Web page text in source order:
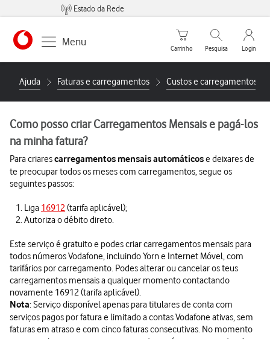
Estado da Rede
https://www.vodafone.pt
Menu
Carrinho de compras
Carrinho
Pesquisar
Pesquisa
My
Login
Ajuda Faturas e carregamentos Custos e carregamentos
Como posso criar Carregamentos Mensais e pagá-los
na minha fatura?
Para criarescarregamentos mensais automáticose deixares de
te preocupar todos os meses com carregamentos, segue os
seguintes passos:
Liga 16912(tarifa aplicável);
Autoriza o débito direto.
Este serviço é gratuito e podes criar carregamentos mensais para
todos números Vodafone, incluindo Yorn e Internet Móvel, com
tarifários por carregamento. Podes alterar ou cancelar os teus
carregamentos mensais a qualquer momento contactando
novamente 16912 (tarifa aplicável).
Nota: Serviço disponível apenas para titulares de conta com
serviços pagos por fatura e limitado a contas Vodafone ativas, sem
faturas em atraso e com cinco faturas consecutivas. No momento